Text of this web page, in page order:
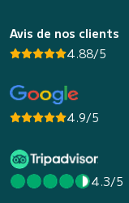
Avis de nos clients
4.88/5
4.9/5
4.3/5